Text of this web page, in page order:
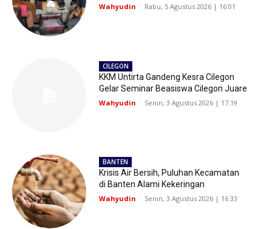
Wahyudin - Rabu, 5 Agustus 2026 | 16:01
CILEGON
KKM Untirta Gandeng Kesra Cilegon
Gelar Seminar Beasiswa Cilegon Juare
Wahyudin - Senin, 3 Agustus 2026 | 17:19
BANTEN
Krisis Air Bersih, Puluhan Kecamatan
di Banten Alami Kekeringan
Wahyudin - Senin, 3 Agustus 2026 | 16:33